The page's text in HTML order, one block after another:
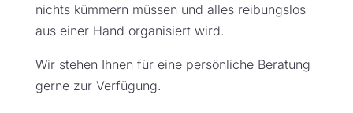
nichts kümmern müssen und alles reibungslos
aus einer Hand organisiert wird.
Wir stehen Ihnen für eine persönliche Beratung
gerne zur Verfügung.